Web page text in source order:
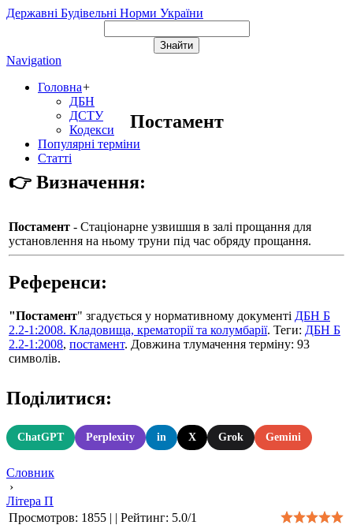
Державні Будівельні Норми України
Navigation
Головна+
ДБН
ДСТУ
Кодекси
Популярні терміни
Статті
Постамент
👉 Визначення:
Постамент - Стаціонарне узвишшя в залі прощання для
установлення на ньому труни під час обряду про­щання.
Референси:
"Постамент" згадується у нормативному документі ДБН Б
2.2-1:2008. Кладовища, крематорії та колумбарії. Теги: ДБН Б
2.2-1:2008, постамент. Довжина тлумачення терміну: 93
символів.
Поділитися:
ChatGPT Perplexity in X Grok Gemini
Словник
›
Літера П
Просмотров: 1855 | | Рейтинг: 5.0/1